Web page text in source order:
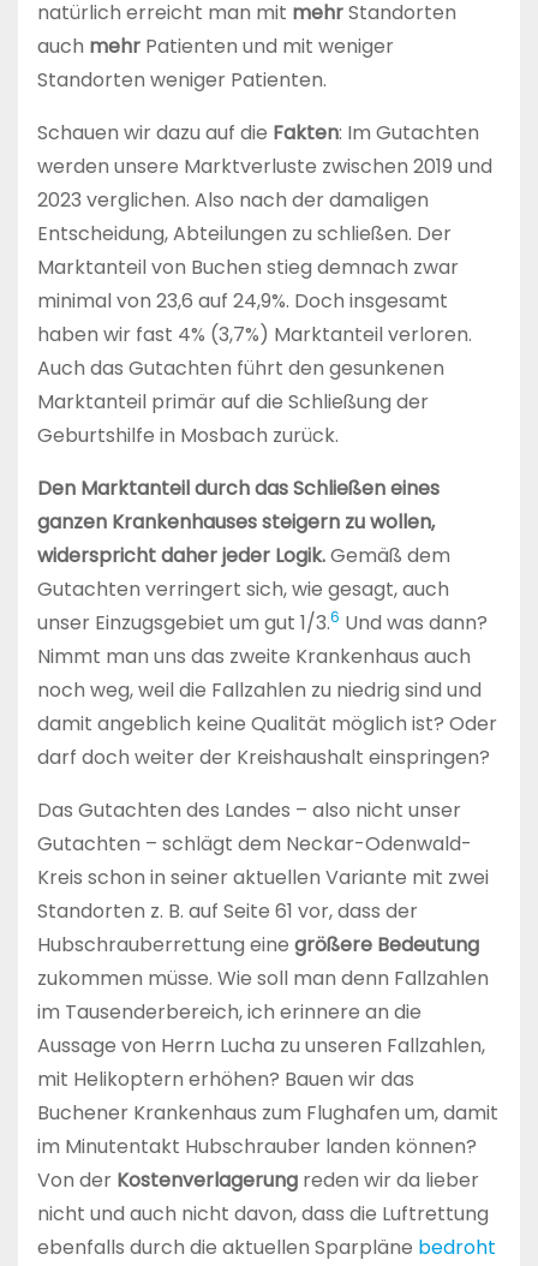
natürlich erreicht man mit mehrStandorten
auch mehr Patienten und mit weniger
Standorten weniger Patienten.
Schauen wir dazu auf die Fakten: Im Gutachten
werden unsere Marktverluste zwischen 2019 und
2023 verglichen. Also nach der damaligen
Entscheidung, Abteilungen zu schließen. Der
Marktanteil von Buchen stieg demnach zwar
minimal von 23,6 auf 24,9%. Doch insgesamt
haben wir fast 4% (3,7%) Marktanteil verloren.
Auch das Gutachten führt den gesunkenen
Marktanteil primär auf die Schließung der
Geburtshilfe in Mosbach zurück.
Den Marktanteil durch das Schließen eines
ganzen Krankenhauses steigern zu wollen,
widerspricht daher jeder Logik.Gemäß dem
Gutachten verringert sich, wie gesagt, auch
unser Einzugsgebiet um gut 1/3.6 Und was dann?
Nimmt man uns das zweite Krankenhaus auch
noch weg, weil die Fallzahlen zu niedrig sind und
damit angeblich keine Qualität möglich ist? Oder
darf doch weiter der Kreishaushalt einspringen?
Das Gutachten des Landes – also nicht unser
Gutachten – schlägt dem Neckar-Odenwald-
Kreis schon in seiner aktuellen Variante mit zwei
Standorten z. B. auf Seite 61 vor, dass der
Hubschrauberrettung eine größere Bedeutung
zukommen müsse. Wie soll man denn Fallzahlen
im Tausenderbereich, ich erinnere an die
Aussage von Herrn Lucha zu unseren Fallzahlen,
mit Helikoptern erhöhen? Bauen wir das
Buchener Krankenhaus zum Flughafen um, damit
im Minutentakt Hubschrauber landen können?
Von der Kostenverlagerung reden wir da lieber
nicht und auch nicht davon, dass die Luftrettung
ebenfalls durch die aktuellen Sparpläne bedroht